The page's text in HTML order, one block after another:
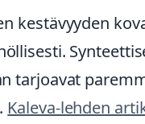
kestävyyden
tarjoavat
Kaleva-lehden